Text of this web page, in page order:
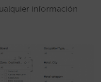
información